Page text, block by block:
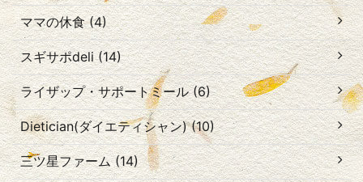
ママの休食 (4)
スギサポdeli (14)
ライザップ・サポートミール (6)
Dietician(ダイエティシャン) (10)
三ツ星ファーム (14)